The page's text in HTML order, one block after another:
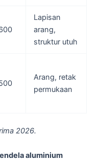
Lapisan
arang,
struktur utuh
Arang, retak
permukaan
2026.
aluminium